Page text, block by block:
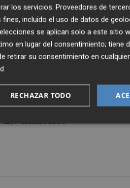
mejora y asfaltado de
por 230.000 euros
su transformación:
los servicios. Proveedores de
incluido el uso de datos de
se aplican solo a este sitio
en lugar del consentimiento; tiene
retirar su consentimiento en
RECHAZAR TODO